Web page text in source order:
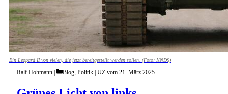
Ein Leopard II von vielen, die jetzt bereitgestellt werden sollen. (Foto: KNDS)
Ralf Hohmann Categories
Blog, Politik UZ vom 21. März 2025